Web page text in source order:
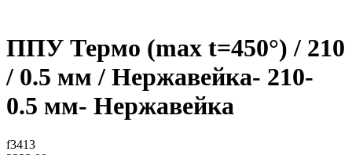
ППУ Термо (max t=450°) / 210
/ 0.5 мм / Нержавейка- 210-
0.5 мм- Нержавейка
f3413